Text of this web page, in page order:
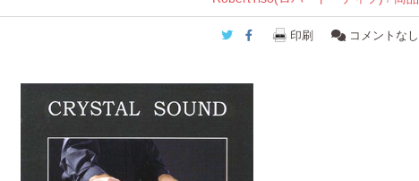
Twitter
Facebook
印刷 コメントなし